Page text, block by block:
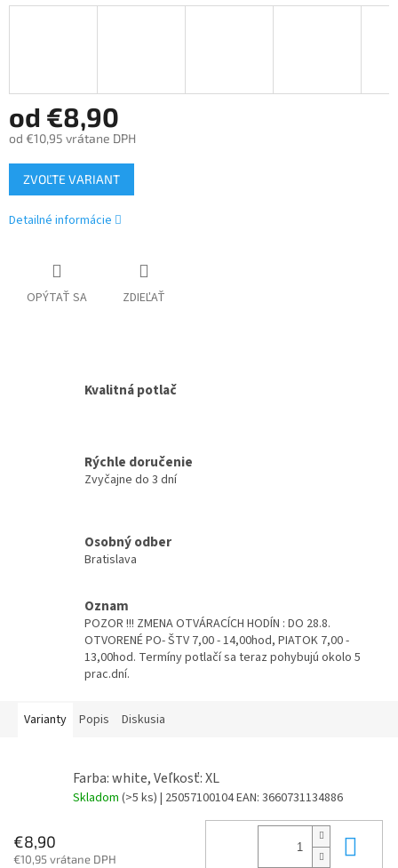
od €8,90
od €10,95 vrátane DPH
Jednotková
cena:
ZVOĽTE VARIANT
Detailné informácie
OPÝTAŤ SA ZDIEĽAŤ
Kvalitná potlač
Rýchle doručenie
Zvyčajne do 3 dní
Osobný odber
Bratislava
Oznam
POZOR !!! ZMENA OTVÁRACÍCH HODÍN : DO 28.8.
OTVORENÉ PO- ŠTV 7,00 - 14,00hod, PIATOK 7,00 -
13,00hod. Termíny potlačí sa teraz pohybujú okolo 5
prac.dní.
Varianty Popis Diskusia
Farba: white, Veľkosť: XL
Skladom (>5 ks) | 25057100104EAN: 3660731134886
€8,90
€10,95 vrátane DPH